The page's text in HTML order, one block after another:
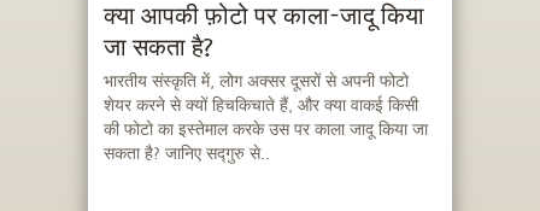
क्या आपकी फ़ोटो पर काला-जादू किया
जा सकता है?
भारतीय संस्कृति में, लोग अक्सर दूसरों से अपनी फोटो
शेयर करने से क्यों हिचकिचाते हैं, और क्या वाकई किसी
की फोटो का इस्तेमाल करके उस पर काला जादू किया जा
सकता है? जानिए सद्गुरु से..